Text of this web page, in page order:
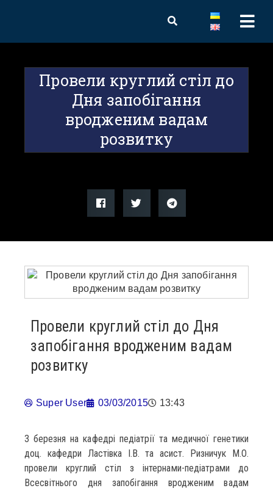
Провели круглий стіл до
Дня запобігання
вродженим вадам
розвитку
Провели круглий стіл до Дня
запобігання вродженим вадам
розвитку
Super User 03/03/2015 13:43
3 березня на кафедрі педіатрії та медичної генетики
доц. кафедри Ластівка І.В. та асист. Ризничук М.О.
провели круглий стіл з інтернами-педіатрами до
Всесвітнього дня запобігання вродженим вадам